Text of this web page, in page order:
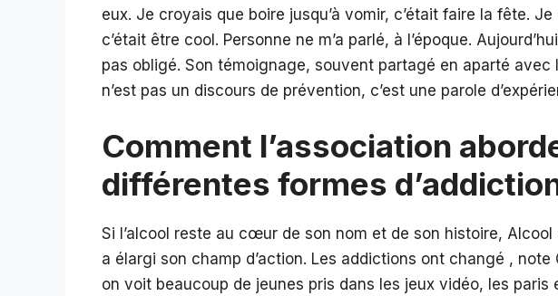
eux. Je croyais que boire jusqu’à vomir, c’était faire la fête.
c’était être cool. Personne ne m’a parlé, à l’époque.
pas obligé. Son témoignage, souvent partagé en aparté avec
n’est pas un discours de prévention, c’est une parole
Comment l’association
différentes formes
Si l’alcool reste au cœur de son nom et de son histoire,
a élargi son champ d’action. Les addictions ont changé , note
on voit beaucoup de jeunes pris dans les jeux vidéo, les paris